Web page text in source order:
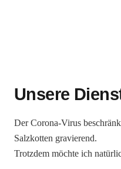
Unsere
Der Corona-Virus
Salzkotten gravierend.
Trotzdem möchte ich